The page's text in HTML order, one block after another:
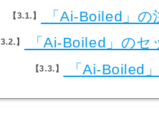
3.1. 「Ai-Boiled」の
3.2. 「Ai-Boiled」のセ
3.3. 「Ai-Boiled